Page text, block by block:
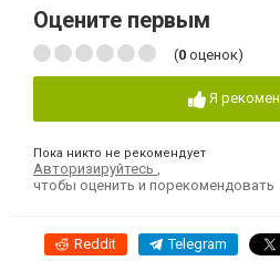
Оцените первым
(0 оценок)
Я
Пока никто не рекомендует
Авторизируйтесь
чтобы оценить и порекомендовать
Reddit Telegram